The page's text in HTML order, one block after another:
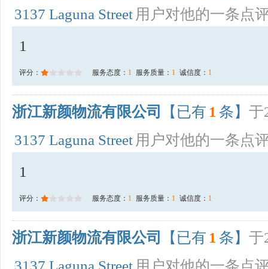
3137 Laguna Street 用户对他的一条点
1
评分： 服务态度： 1 服务质量： 1 诚信度： 1
浙江新颜物流有限公司 【已有 1 条】 于
3137 Laguna Street 用户对他的一条点
1
评分： 服务态度： 1 服务质量： 1 诚信度： 1
浙江新颜物流有限公司 【已有 1 条】 于
3137 Laguna Street 用户对他的一条点